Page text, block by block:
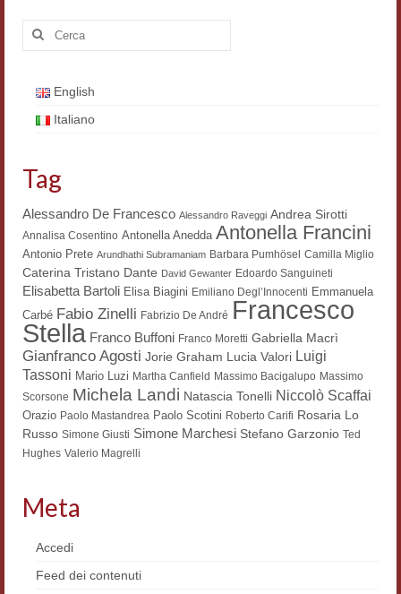
Testi Mediolatini
Semicerchio
Presentazione
Numeri
Indice 1986-2008
Sezioni bibliografiche
Saggi e testi online
Poesia inglese postcoloniale
Comitato scientifico
Dépliant e cedola acquisti
Progetti
Cerca:
English
Italiano
Tag
Alessandro De Francesco Alessandro Raveggi Andrea Sirotti
Annalisa Cosentino Antonella Anedda Antonella Francini
Antonio Prete Arundhathi Subramaniam Barbara Pumhösel Camilla Miglio
Caterina Tristano Dante David Gewanter Edoardo Sanguineti
Elisabetta Bartoli Elisa Biagini Emiliano Degl’Innocenti Emmanuela
Carbé Fabio Zinelli Fabrizio De André Francesco
Stella Franco Buffoni Franco Moretti Gabriella Macrì
Gianfranco Agosti Jorie Graham Lucia Valori Luigi
Tassoni Mario Luzi Martha Canfield Massimo Bacigalupo Massimo
Scorsone Michela Landi Natascia Tonelli Niccolò Scaffai
Orazio Paolo Mastandrea Paolo Scotini Roberto Carifi Rosaria Lo
Russo Simone Giusti Simone Marchesi Stefano Garzonio Ted
Hughes Valerio Magrelli
Meta
Accedi
Feed dei contenuti